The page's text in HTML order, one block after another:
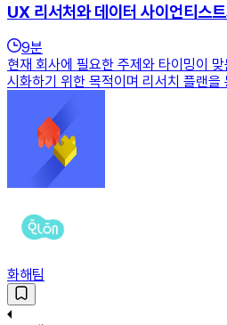
UX 리서처와 데이터 사이언티스
9분
현재 회사에 필요한 주제와 타이밍이
시화하기 위한 목적이며 리서치 플랜을
화해팀